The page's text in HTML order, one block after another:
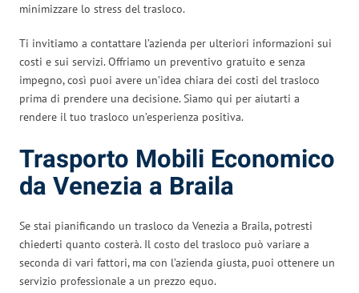
minimizzare lo stress del trasloco.
Ti invitiamo a contattare l’azienda per ulteriori informazioni sui
costi e sui servizi. Offriamo un preventivo gratuito e senza
impegno, così puoi avere un’idea chiara dei costi del trasloco
prima di prendere una decisione. Siamo qui per aiutarti a
rendere il tuo trasloco un’esperienza positiva.
Trasporto Mobili Economico
da Venezia a Braila
Se stai pianificando un trasloco da Venezia a Braila, potresti
chiederti quanto costerà. Il costo del trasloco può variare a
seconda di vari fattori, ma con l’azienda giusta, puoi ottenere un
servizio professionale a un prezzo equo.